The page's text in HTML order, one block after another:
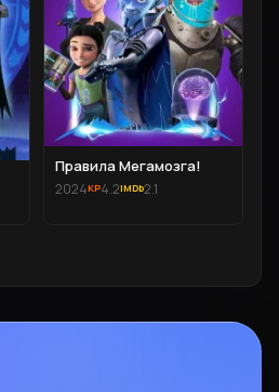
Правила Мегамозга!
2024 4.2 2.1